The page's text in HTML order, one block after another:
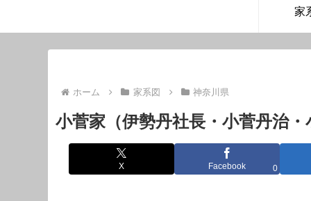
家
ホーム 家系図 神奈川県
小菅家（伊勢丹社長・小菅丹治・
X Facebook 0